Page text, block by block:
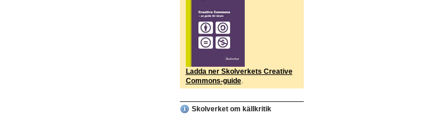
Ladda ner Skolverkets Creative
Commons-guide.
Skolverket om källkritik